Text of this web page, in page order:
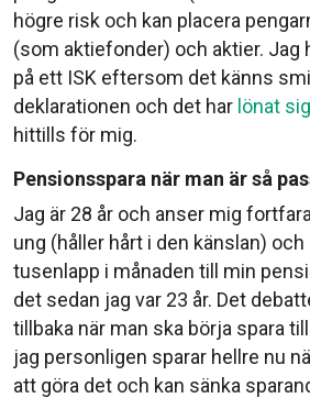
högre risk och kan placera
(som aktiefonder) och aktier. Jag
på ett ISK eftersom det känns
deklarationen och det har lönat
hittills för mig.
Pensionsspara när man är så
Jag är 28 år och anser mig
ung (håller hårt i den känslan) och
tusenlapp i månaden till min
det sedan jag var 23 år. Det
tillbaka när man ska börja spara
jag personligen sparar hellre nu
att göra det och kan sänka